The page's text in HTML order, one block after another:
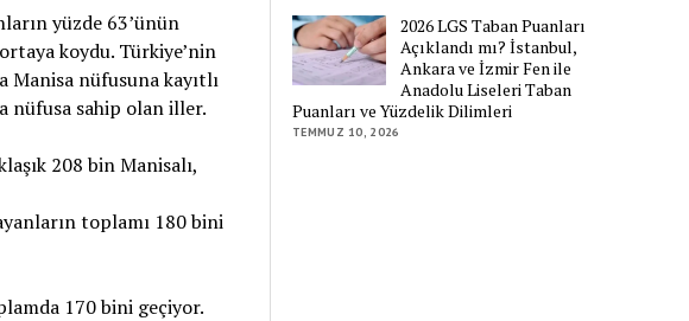
yüzde 63’ünün
koydu. Türkiye’nin
nüfusuna kayıtlı
nüfusa sahip olan iller.
208 bin Manisalı,
toplamı 180 bini
170 bini geçiyor.
2026 LGS Taban Puanları
Açıklandı mı? İstanbul,
Ankara ve İzmir Fen ile
Anadolu Liseleri Taban
Puanları ve Yüzdelik Dilimleri
TEMMUZ 10, 2026